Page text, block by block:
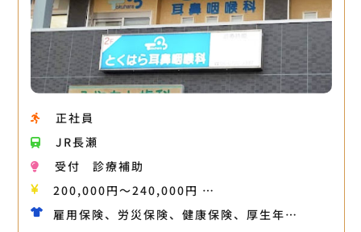
正社員
JR長瀬
受付
診療補助
200,000円〜240,000円 …
雇用保険、労災保険、健康保険、厚生年…